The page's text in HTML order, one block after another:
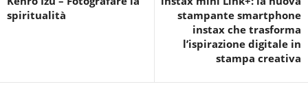
spiritualità
stampante smartphone
instax che trasforma
l’ispirazione digitale in
stampa creativa